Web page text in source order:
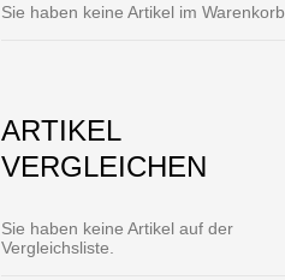
Sie haben keine Artikel im Warenkorb.
ARTIKEL
VERGLEICHEN
Sie haben keine Artikel auf der
Vergleichsliste.